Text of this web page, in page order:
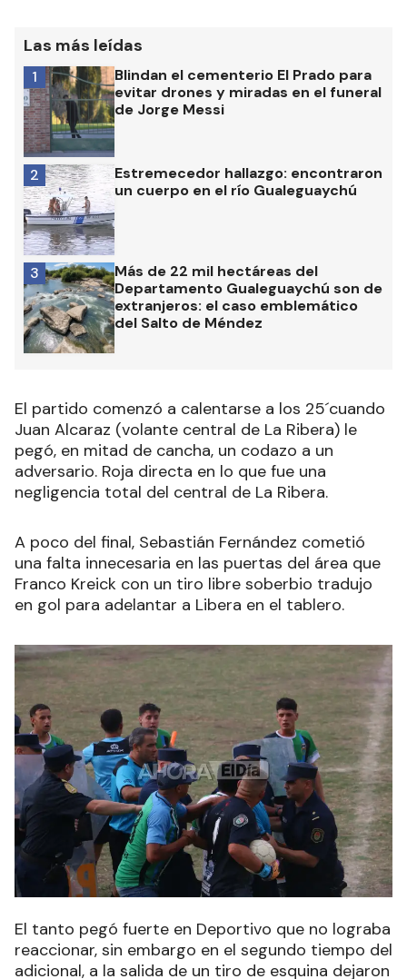
Las más leídas
Blindan el cementerio El Prado para
evitar drones y miradas en el funeral
de Jorge Messi
1
Estremecedor hallazgo: encontraron
un cuerpo en el río Gualeguaychú
2
Más de 22 mil hectáreas del
Departamento Gualeguaychú son de
extranjeros: el caso emblemático
del Salto de Méndez
3
El partido comenzó a calentarse a los 25´cuando
Juan Alcaraz (volante central de La Ribera) le
pegó, en mitad de cancha, un codazo a un
adversario. Roja directa en lo que fue una
negligencia total del central de La Ribera.
A poco del final, Sebastián Fernández cometió
una falta innecesaria en las puertas del área que
Franco Kreick con un tiro libre soberbio tradujo
en gol para adelantar a Libera en el tablero.
El tanto pegó fuerte en Deportivo que no lograba
reaccionar, sin embargo en el segundo tiempo del
adicional, a la salida de un tiro de esquina dejaron